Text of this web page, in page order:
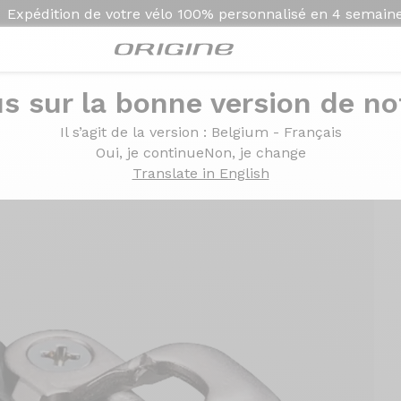
Expédition de votre vélo 100% personnalisé en 4
sur la bonne version de
Il s’agit de la version : Belgium - Français
Oui, je continueNon, je change
Translate in English